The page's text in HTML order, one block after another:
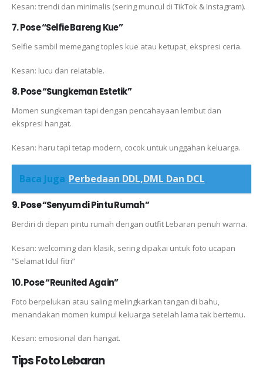
Kesan: trendi dan minimalis (sering muncul di TikTok & Instagram).
7. Pose “Selfie Bareng Kue”
Selfie sambil memegang toples kue atau ketupat, ekspresi ceria.
Kesan: lucu dan relatable.
8. Pose “Sungkeman Estetik”
Momen sungkeman tapi dengan pencahayaan lembut dan
ekspresi hangat.
Kesan: haru tapi tetap modern, cocok untuk unggahan keluarga.
Baca Juga Perbedaan DDL,DML Dan DCL
9. Pose “Senyum di Pintu Rumah”
Berdiri di depan pintu rumah dengan outfit Lebaran penuh warna.
Kesan: welcoming dan klasik, sering dipakai untuk foto ucapan
“Selamat Idul fitri”
10. Pose “Reunited Again”
Foto berpelukan atau saling melingkarkan tangan di bahu,
menandakan momen kumpul keluarga setelah lama tak bertemu.
Kesan: emosional dan hangat.
Tips Foto Lebaran